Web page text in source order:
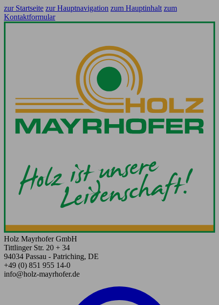
zur Startseite zur Hauptnavigation zum Hauptinhalt zum
Kontaktformular
Holz Mayrhofer GmbH
Tittlinger Str. 20 + 34
94034 Passau - Patriching, DE
+49 (0) 851 955 14-0
info@holz-mayrhofer.de